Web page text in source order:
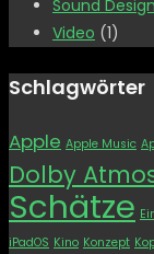
Sound Design
Video (1)
Schlagwörter
Apple Apple Music
Dolby
Schätze
iPadOS Kino Konzept